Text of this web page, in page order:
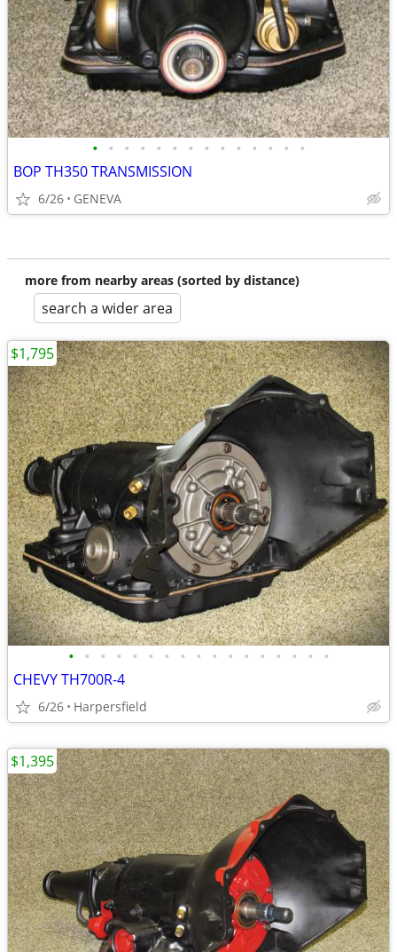
• • • • • • • • • • • • • •
BOP TH350 TRANSMISSION
6/26 GENEVA
more from nearby areas (sorted by distance)
search a wider area
• • • • • • • • • • • • • • • • •
CHEVY TH700R-4
6/26 Harpersfield
$1,795
$1,395